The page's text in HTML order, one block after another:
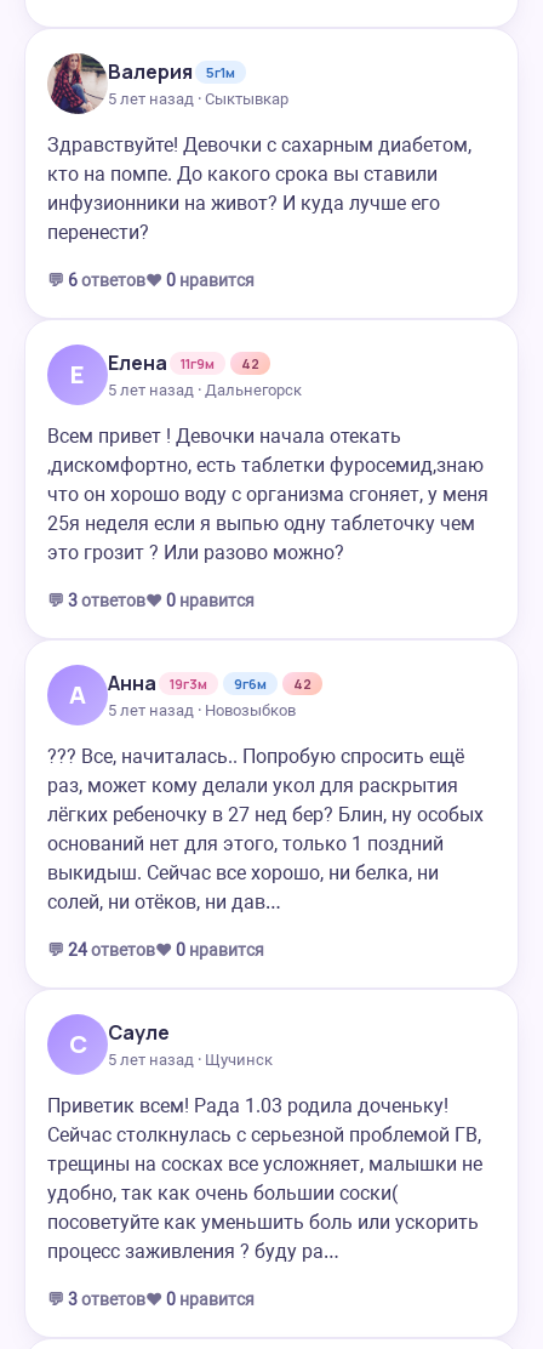
Валерия
5г1м
5 лет назад · Сыктывкар
Здравствуйте! Девочки с сахарным диабетом,
кто на помпе. До какого срока вы ставили
инфузионники на живот? И куда лучше его
перенести?
💬 6ответов❤️ 0 нравится
Е Елена 11г9м
42
5 лет назад · Дальнегорск
Всем привет ! Девочки начала отекать
,дискомфортно, есть таблетки фуросемид,знаю
что он хорошо воду с организма сгоняет, у меня
25я неделя если я выпью одну таблеточку чем
это грозит ? Или разово можно?
💬 3ответов❤️ 0 нравится
А Анна 19г3м 9г6м
42
5 лет назад · Новозыбков
??? Все, начиталась.. Попробую спросить ещё
раз, может кому делали укол для раскрытия
лёгких ребеночку в 27 нед бер? Блин, ну особых
оснований нет для этого, только 1 поздний
выкидыш. Сейчас все хорошо, ни белка, ни
солей, ни отёков, ни дав…
💬 24ответов❤️ 0 нравится
С Сауле
5 лет назад · Щучинск
Приветик всем! Рада 1.03 родила доченьку!
Сейчас столкнулась с серьезной проблемой ГВ,
трещины на сосках все усложняет, малышки не
удобно, так как очень большии соски(
посоветуйте как уменьшить боль или ускорить
процесс заживления ? буду ра…
💬 3ответов❤️ 0 нравится